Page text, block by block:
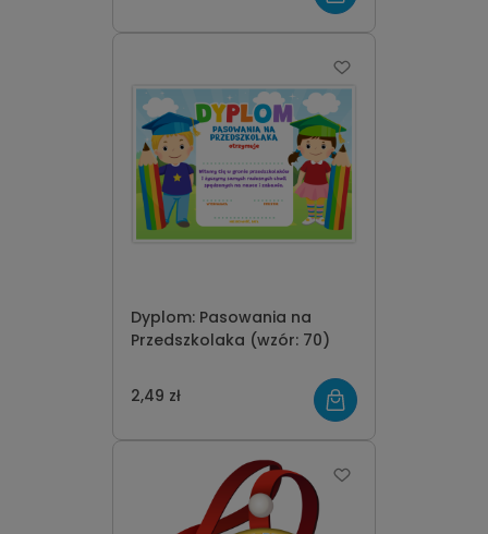
Dyplom: Pasowania na
Przedszkolaka (wzór: 70)
2,49 zł